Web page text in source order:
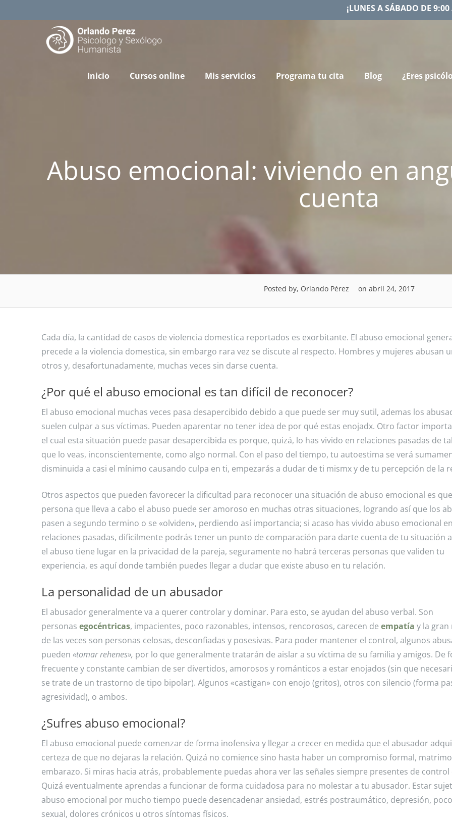
to
¡LUNES A SÁBADO DE
Inicio Cursos online Mis servicios Programa tu cita Blog ¿Eres
Abuso emocional: viviendo en
cuenta
Posted by, Orlando Pérez on abril 24, 2017
Cada día, la cantidad de casos de violencia domestica reportados es exorbitante. El abuso emocional
precede a la violencia domestica, sin embargo rara vez se discute al respecto. Hombres y mujeres abusan
otros y, desafortunadamente, muchas veces sin darse cuenta.
¿Por qué el abuso emocional es tan difícil de reconocer?
El abuso emocional muchas veces pasa desapercibido debido a que puede ser muy sutil, ademas los
suelen culpar a sus víctimas. Pueden aparentar no tener idea de por qué estas enojadx. Otro factor
el cual esta situación puede pasar desapercibida es porque, quizá, lo has vivido en relaciones pasadas de
que lo veas, inconscientemente, como algo normal. Con el paso del tiempo, tu autoestima se verá
disminuida a casi el mínimo causando culpa en ti, empezarás a dudar de ti mismx y de tu percepción de la
Otros aspectos que pueden favorecer la dificultad para reconocer una situación de abuso emocional es
persona que lleva a cabo el abuso puede ser amoroso en muchas otras situaciones, logrando así que los
pasen a segundo termino o se «olviden», perdiendo así importancia; si acaso has vivido abuso emocional
relaciones pasadas, dificilmente podrás tener un punto de comparación para darte cuenta de tu situación
el abuso tiene lugar en la privacidad de la pareja, seguramente no habrá terceras personas que validen tu
experiencia, es aquí donde también puedes llegar a dudar que existe abuso en tu relación.
La personalidad de un abusador
El abusador generalmente va a querer controlar y dominar. Para esto, se ayudan del abuso verbal. Son
personas egocéntricas, impacientes, poco razonables, intensos, rencorosos, carecen de empatía y la
de las veces son personas celosas, desconfiadas y posesivas. Para poder mantener el control, algunos
pueden «tomar rehenes», por lo que generalmente tratarán de aislar a su víctima de su familia y amigos. De
frecuente y constante cambian de ser divertidos, amorosos y románticos a estar enojados (sin que
se trate de un trastorno de tipo bipolar). Algunos «castigan» con enojo (gritos), otros con silencio (forma
agresividad), o ambos.
¿Sufres abuso emocional?
El abuso emocional puede comenzar de forma inofensiva y llegar a crecer en medida que el abusador
certeza de que no dejaras la relación. Quizá no comience sino hasta haber un compromiso formal,
embarazo. Si miras hacia atrás, probablemente puedas ahora ver las señales siempre presentes de control
Quizá eventualmente aprendas a funcionar de forma cuidadosa para no molestar a tu abusador. Estar
abuso emocional por mucho tiempo puede desencadenar ansiedad, estrés postraumático, depresión,
sexual, dolores crónicos u otros síntomas físicos.